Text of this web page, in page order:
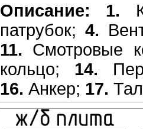
Описание: 1.
патрубок; 4.
11. Смотровые
кольцо; 14.
16. Анкер; 17.